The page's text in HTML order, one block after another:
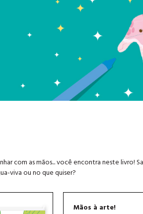
com as mãos... você encontra neste
viva ou no que quiser?
Mãos à arte!